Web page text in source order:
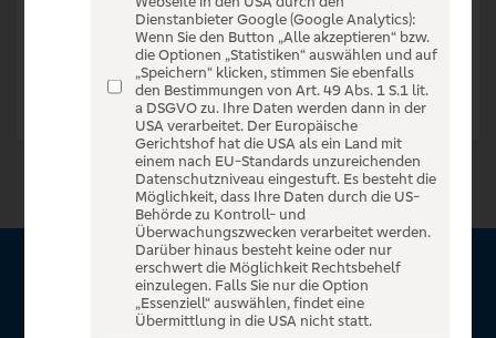
Über VR Entertain
Dienstanbieter Google (Google Analytics):
Wenn Sie den Button „Alle akzeptieren“ bzw.
die Optionen „Statistiken“ auswählen und auf
„Speichern“ klicken, stimmen Sie ebenfalls
den Bestimmungen von Art. 49 Abs. 1 S.1 lit.
a DSGVO zu. Ihre Daten werden dann in der
USA verarbeitet. Der Europäische
Gerichtshof hat die USA als ein Land mit
einem nach EU-Standards unzureichenden
Datenschutzniveau eingestuft. Es besteht die
Möglichkeit, dass Ihre Daten durch die US-
Behörde zu Kontroll- und
Überwachungszwecken verarbeitet werden.
Darüber hinaus besteht keine oder nur
erschwert die Möglichkeit Rechtsbehelf
einzulegen. Falls Sie nur die Option
„Essenziell“ auswählen, findet eine
Übermittlung in die USA nicht statt.